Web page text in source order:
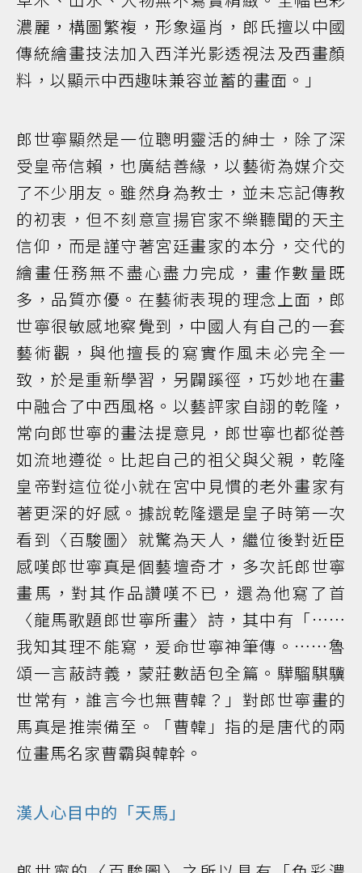
濃麗，構圖繁複，形象逼肖，郎氏擅以中國
傳統繪畫技法加入西洋光影透視法及西畫顏
料，以顯示中西趣味兼容並蓄的畫面。」
郎世寧顯然是一位聰明靈活的紳士，除了深
受皇帝信賴，也廣結善緣，以藝術為媒介交
了不少朋友。雖然身為教士，並未忘記傳教
的初衷，但不刻意宣揚官家不樂聽聞的天主
信仰，而是謹守著宮廷畫家的本分，交代的
繪畫任務無不盡心盡力完成，畫作數量既
多，品質亦優。在藝術表現的理念上面，郎
世寧很敏感地察覺到，中國人有自己的一套
藝術觀，與他擅長的寫實作風未必完全一
致，於是重新學習，另闢蹊徑，巧妙地在畫
中融合了中西風格。以藝評家自詡的乾隆，
常向郎世寧的畫法提意見，郎世寧也都從善
如流地遵從。比起自己的祖父與父親，乾隆
皇帝對這位從小就在宮中見慣的老外畫家有
著更深的好感。據說乾隆還是皇子時第一次
看到〈百駿圖〉就驚為天人，繼位後對近臣
感嘆郎世寧真是個藝壇奇才，多次託郎世寧
畫馬，對其作品讚嘆不已，還為他寫了首
〈龍馬歌題郎世寧所畫〉詩，其中有「……
我知其理不能寫，爰命世寧神筆傳。……魯
頌一言蔽詩義，蒙莊數語包全篇。驊騮騏驥
世常有，誰言今也無曹韓？」對郎世寧畫的
馬真是推崇備至。「曹韓」指的是唐代的兩
位畫馬名家曹霸與韓幹。
漢人心目中的「天馬」